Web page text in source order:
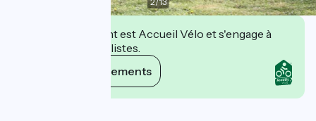
Cet établissement est Accueil Vélo et s'engage à
accueillir des cyclistes.
Voir ses engagements